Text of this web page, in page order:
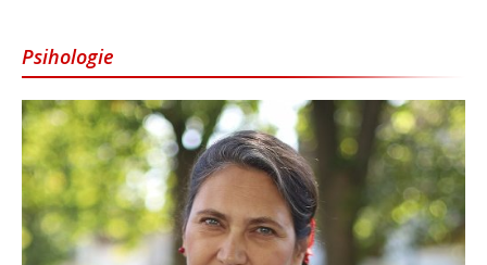
Psihologie